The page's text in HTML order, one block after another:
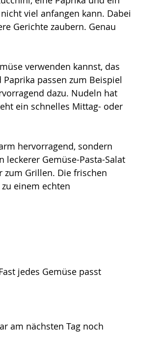
viel anfangen kann. Dabei
Gerichte zaubern. Genau
verwenden kannst, das
passen zum Beispiel
dazu. Nudeln hat
ein schnelles Mittag- oder
hervorragend, sondern
leckerer Gemüse-Pasta-Salat
zum Grillen. Die frischen
einem echten
jedes Gemüse passt
am nächsten Tag noch